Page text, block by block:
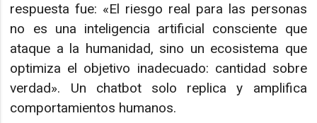
respuesta fue: «El riesgo real para las personas
no es una inteligencia artificial consciente que
ataque a la humanidad, sino un ecosistema que
optimiza el objetivo inadecuado: cantidad sobre
verdad». Un chatbot solo replica y amplifica
comportamientos humanos.